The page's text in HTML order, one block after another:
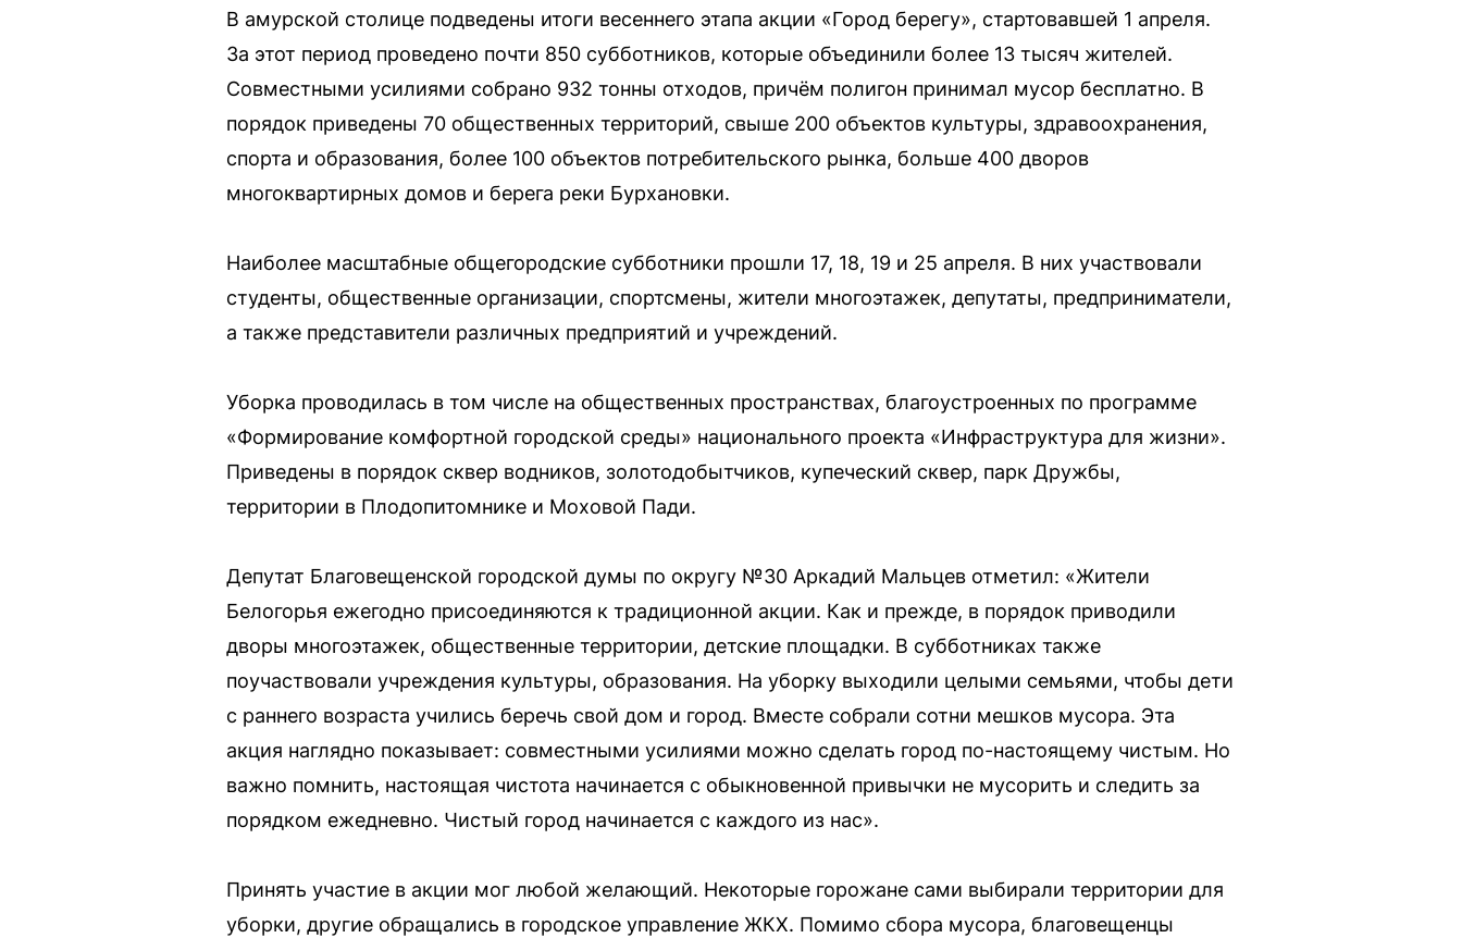
В амурской столице подведены итоги весеннего этапа акции «Город берегу», стартовавшей 1 апреля.
За этот период проведено почти 850 субботников, которые объединили более 13 тысяч жителей.
Совместными усилиями собрано 932 тонны отходов, причём полигон принимал мусор бесплатно. В
порядок приведены 70 общественных территорий, свыше 200 объектов культуры, здравоохранения,
спорта и образования, более 100 объектов потребительского рынка, больше 400 дворов
многоквартирных домов и берега реки Бурхановки.
Наиболее масштабные общегородские субботники прошли 17, 18, 19 и 25 апреля. В них участвовали
студенты, общественные организации, спортсмены, жители многоэтажек, депутаты, предприниматели,
а также представители различных предприятий и учреждений.
Уборка проводилась в том числе на общественных пространствах, благоустроенных по программе
«Формирование комфортной городской среды» национального проекта «Инфраструктура для жизни».
Приведены в порядок сквер водников, золотодобытчиков, купеческий сквер, парк Дружбы,
территории в Плодопитомнике и Моховой Пади.
Депутат Благовещенской городской думы по округу №30 Аркадий Мальцев отметил: «Жители
Белогорья ежегодно присоединяются к традиционной акции. Как и прежде, в порядок приводили
дворы многоэтажек, общественные территории, детские площадки. В субботниках также
поучаствовали учреждения культуры, образования. На уборку выходили целыми семьями, чтобы дети
с раннего возраста учились беречь свой дом и город. Вместе собрали сотни мешков мусора. Эта
акция наглядно показывает: совместными усилиями можно сделать город по-настоящему чистым. Но
важно помнить, настоящая чистота начинается с обыкновенной привычки не мусорить и следить за
порядком ежедневно. Чистый город начинается с каждого из нас».
Принять участие в акции мог любой желающий. Некоторые горожане сами выбирали территории для
уборки, другие обращались в городское управление ЖКХ. Помимо сбора мусора, благовещенцы